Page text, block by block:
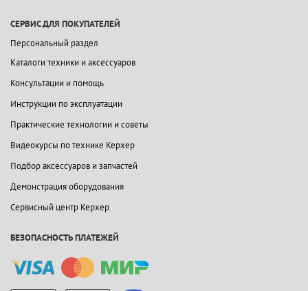
СЕРВИС ДЛЯ ПОКУПАТЕЛЕЙ
Персональный раздел
Каталоги техники и аксессуаров
Консультации и помощь
Инструкции по эксплуатации
Практические технологии и советы
Видеокурсы по технике Керхер
Подбор аксессуаров и запчастей
Демонстрация оборудования
Сервисный центр Керхер
БЕЗОПАСНОСТЬ ПЛАТЕЖЕЙ